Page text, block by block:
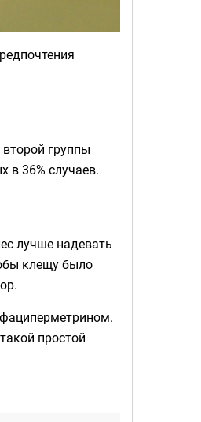
группы
в 36% случаев.
лучше надевать
клещу было
простой